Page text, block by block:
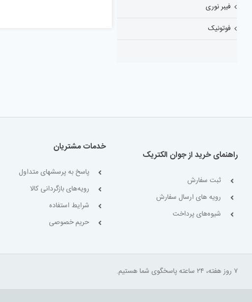
فیبر نوری
فوتونیک
راهنمای خرید از جوان الکتریک
ثبت سفارش
رویه های ارسال سفارش
شیوه‌های پرداخت
خدمات مشتریان
پاسخ به پرسشهای متداول
رویه‌های بازگردانی کالا
شرایط استفاده
حریم خصوصی
۷ روز هفته، ۲۴ ساعته پاسخگوی شما هستیم.